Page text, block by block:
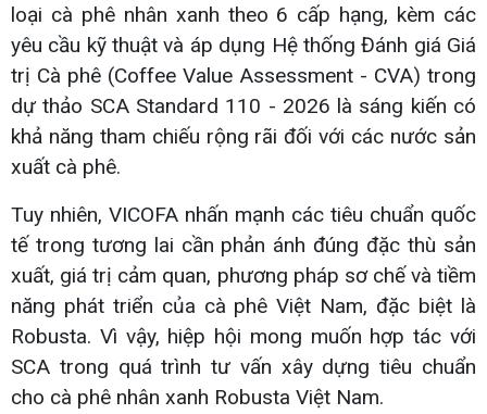
loại cà phê nhân xanh theo 6 cấp hạng, kèm các
yêu cầu kỹ thuật và áp dụng Hệ thống Đánh giá Giá
trị Cà phê (Coffee Value Assessment - CVA) trong
dự thảo SCA Standard 110 - 2026 là sáng kiến có
khả năng tham chiếu rộng rãi đối với các nước sản
xuất cà phê.
Tuy nhiên, VICOFA nhấn mạnh các tiêu chuẩn quốc
tế trong tương lai cần phản ánh đúng đặc thù sản
xuất, giá trị cảm quan, phương pháp sơ chế và tiềm
năng phát triển của cà phê Việt Nam, đặc biệt là
Robusta. Vì vậy, hiệp hội mong muốn hợp tác với
SCA trong quá trình tư vấn xây dựng tiêu chuẩn
cho cà phê nhân xanh Robusta Việt Nam.